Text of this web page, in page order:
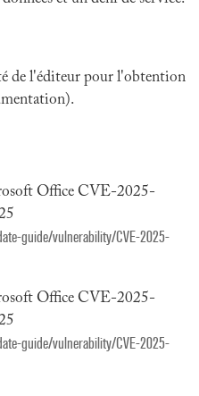
de l'éditeur pour l'obtention
Office CVE-2025-
guide/vulnerability/CVE-2025-
Office CVE-2025-
guide/vulnerability/CVE-2025-